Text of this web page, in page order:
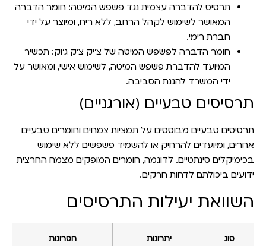
תרסיס להדברה עצמית נגד פשפש המיטה: חומר הדברה
המאושר לשימוש לקהל הרחב, ללא ריח, ומיוצר על ידי
חברת רימי.
חומר הדברה לפשפש המיטה של צ'יק צ'ק ג'וק: תכשיר
המיועד להדברת פשפש המיטה, לשימוש אישי, ומאושר על
ידי המשרד להגנת הסביבה.
תרסיסים טבעיים (אורגניים)
תרסיסים טבעיים מבוססים על תמציות צמחים וחומרים טבעיים
אחרים, ומיועדים להרחיק או להשמיד פשפשים ללא שימוש
בכימיקלים סינתטיים. לדוגמה, חומרים המופקים מצמח החרצית
ידועים ביכולתם לדחות חרקים.
השוואת יעילות התרסיסים
סוג
יתרונות חסרונות